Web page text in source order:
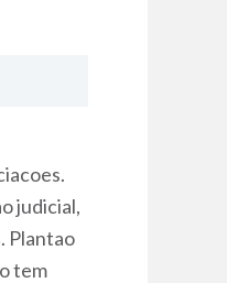
judicial,
Plantao
tem